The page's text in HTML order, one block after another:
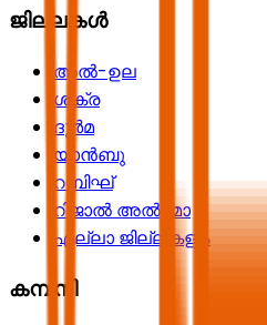
ജില്ലകൾ
അൽ-ഉല
ശക്ര
ദുർമ
യാൻബു
റബിഘ്
റിജാൽ അൽ-മാ
എല്ലാ ജില്ലകളും
കമ്പനി